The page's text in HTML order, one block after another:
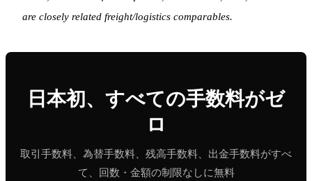
are closely related freight/logistics comparables.
日本初、すべての手数料がゼ
ロ
取引手数料、為替手数料、残高手数料、出金手数料がすべ
て、回数・金額の制限なしに無料